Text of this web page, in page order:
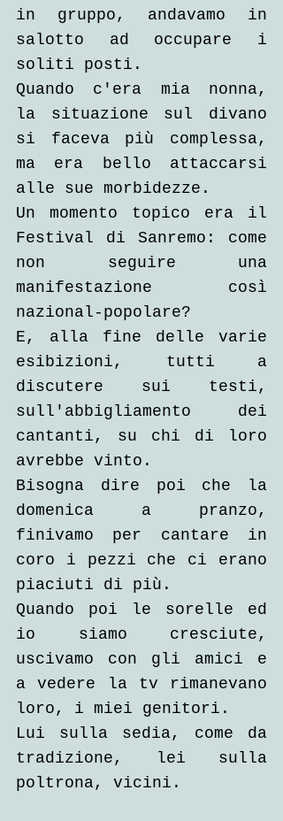
in gruppo, andavamo in
salotto ad occupare i
soliti posti.
Quando c'era mia nonna,
la situazione sul divano
si faceva più complessa,
ma era bello attaccarsi
alle sue morbidezze.
Un momento topico era il
Festival di Sanremo: come
non seguire una
manifestazione così
nazional-popolare?
E, alla fine delle varie
esibizioni, tutti a
discutere sui testi,
sull'abbigliamento dei
cantanti, su chi di loro
avrebbe vinto.
Bisogna dire poi che la
domenica a pranzo,
finivamo per cantare in
coro i pezzi che ci erano
piaciuti di più.
Quando poi le sorelle ed
io siamo cresciute,
uscivamo con gli amici e
a vedere la tv rimanevano
loro, i miei genitori.
Lui sulla sedia, come da
tradizione, lei sulla
poltrona, vicini.